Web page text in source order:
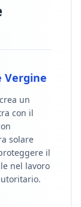
Vergine
un
con il
solare
il
nel lavoro